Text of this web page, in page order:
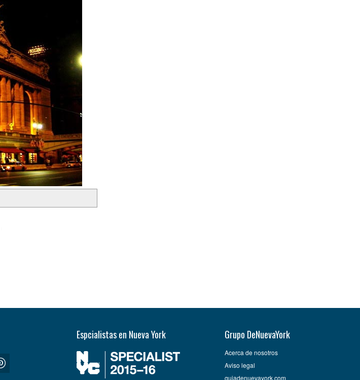
Espcialistas en Nueva York Grupo DeNuevaYork
Acerca de nosotros
Aviso legal
guiadenuevayork.com